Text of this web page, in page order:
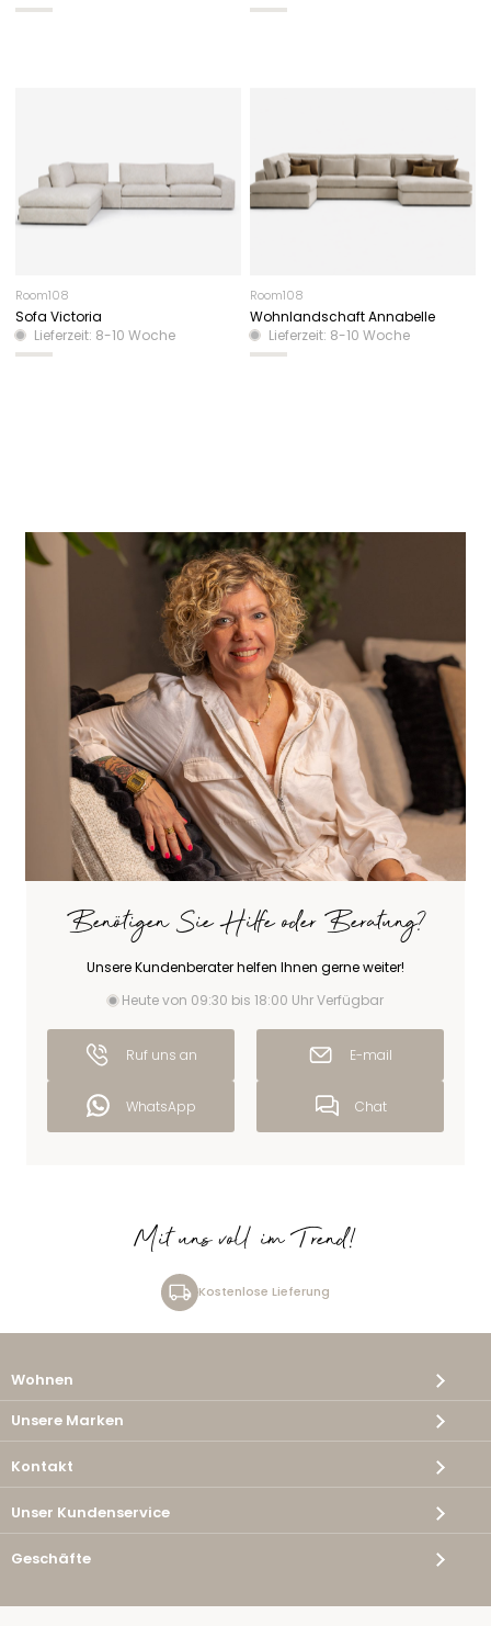
Room108
Sofa Victoria
Lieferzeit: 8-10 Woche
Room108
Wohnlandschaft Annabelle
Lieferzeit: 8-10 Woche
Benötigen Sie Hilfe oder Beratung?
Unsere Kundenberater helfen Ihnen gerne weiter!
Heute von 09:30 bis 18:00 Uhr Verfügbar
Ruf uns an E-mail
WhatsApp Chat
Mit uns voll im Trend!
Kostenlose Lieferung
Wohnen
Unsere Marken
Kontakt
Unser Kundenservice
Geschäfte